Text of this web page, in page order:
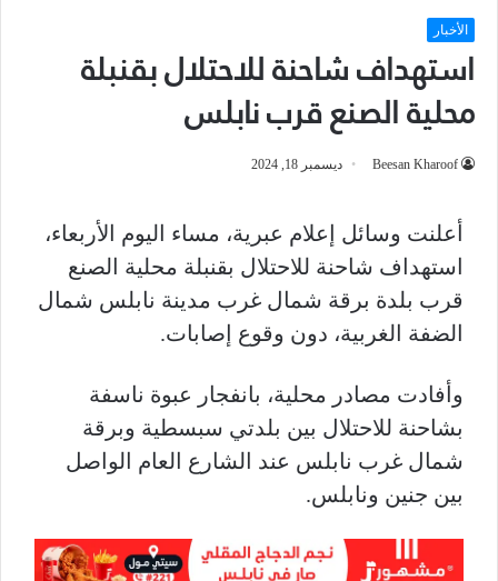
الأخبار
استهداف شاحنة للاحتلال بقنبلة
محلية الصنع قرب نابلس
Beesan Kharoof ديسمبر 18, 2024
أعلنت وسائل إعلام عبرية، مساء اليوم الأربعاء،
استهداف شاحنة للاحتلال بقنبلة محلية الصنع
قرب بلدة برقة شمال غرب مدينة نابلس شمال
الضفة الغربية، دون وقوع إصابات.
وأفادت مصادر محلية، بانفجار عبوة ناسفة
بشاحنة للاحتلال بين بلدتي سبسطية وبرقة
شمال غرب نابلس عند الشارع العام الواصل
بين جنين ونابلس.